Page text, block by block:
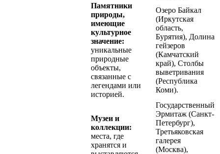
Памятники
природы,
имеющие
культурное
значение:
уникальные
природные
объекты,
связанные с
легендами или
историей.
Озеро Байкал
(Иркутская
область,
Бурятия), Долина
гейзеров
(Камчатский
край), Столбы
выветривания
(Республика
Коми).
Музеи и
коллекции:
места, где
хранятся и
Государственный
Эрмитаж (Санкт-
Петербург),
Третьяковская
галерея
(Москва),